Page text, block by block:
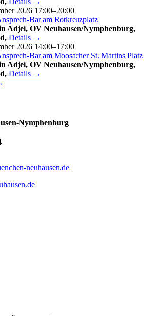
2026 17:00–20:00
Bar am Rotkreuzplatz
Adjei, OV Neuhausen/Nymphenburg,
Details →
2026 14:00–17:00
Bar am Moosacher St. Martins Platz
Adjei, OV Neuhausen/Nymphenburg,
Details →
Nymphenburg
neuhausen.de